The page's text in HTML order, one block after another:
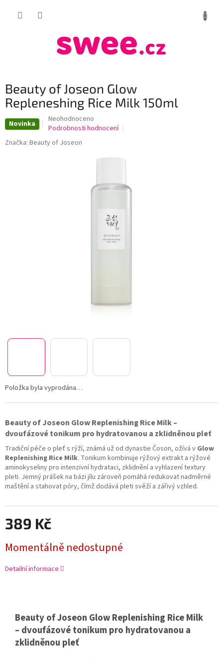
Beauty of Joseon Glow
Repleneshing Rice Milk 150ml
Novinka
Průměrné
hodnocení
produktu
je
Neohodnoceno
Podrobnosti hodnocení
Značka: Beauty of Joseon
389 Kč
Momentálně nedostupné
Položka byla vyprodána…
Beauty of Joseon Glow Replenishing Rice Milk –
dvoufázové tonikum pro hydratovanou a zklidněnou pleť
Tradiční péče o pleť s rýží, známá už od dynastie Čoson, ožívá v Glow
Replenishing Rice Milk. Tonikum kombinuje rýžový extrakt a rýžové
aminokyseliny pro intenzivní hydrataci, zklidnění a vyhlazení textury
pleti. Jemný prášek na bázi jílu zároveň pomáhá redukovat nadměrné
maštění a stahovat póry, čímž dodává pleti svěží a zářivý vzhled.
Detailní informace
Beauty of Joseon Glow Replenishing Rice Milk
– dvoufázové tonikum pro hydratovanou a
zklidněnou pleť